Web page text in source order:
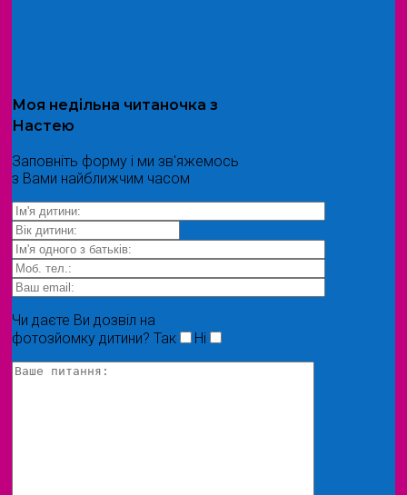
Моя недільна читаночка з
Настею
Заповніть форму і ми зв'яжемось
з Вами найближчим часом
Чи даєте Ви дозвіл на
фотозйомку дитини? Так Ні